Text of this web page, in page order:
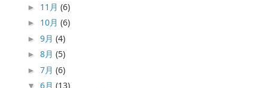
► 11月(6)
► 10月(6)
►9月(4)
►8月(5)
►7月(6)
▼6月(13)